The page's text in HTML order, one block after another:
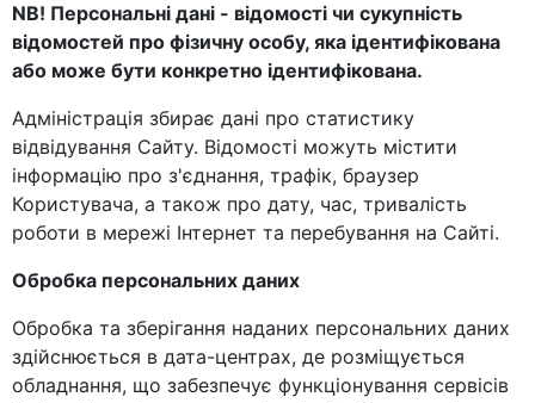
NB! Персональні дані - відомості чи сукупність
відомостей про фізичну особу, яка ідентифікована
або може бути конкретно ідентифікована.
Адміністрація збирає дані про статистику
відвідування Сайту. Відомості можуть містити
інформацію про з'єднання, трафік, браузер
Користувача, а також про дату, час, тривалість
роботи в мережі Інтернет та перебування на Сайті.
Обробка персональних даних
Обробка та зберігання наданих персональних даних
здійснюється в дата-центрах, де розміщується
обладнання, що забезпечує функціонування сервісів